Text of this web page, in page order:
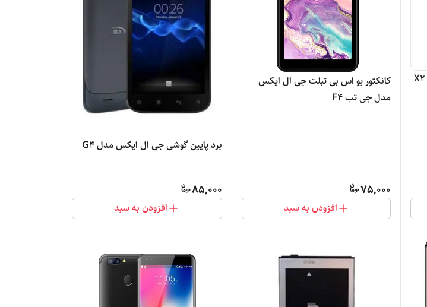
کانکتور یو اس بی تبلت جی ال ایکس
مدل جی تب F4
75,000
افزودن به سبد
برد پایین گوشی جی ال ایکس مدل G4
85,000
افزودن به سبد